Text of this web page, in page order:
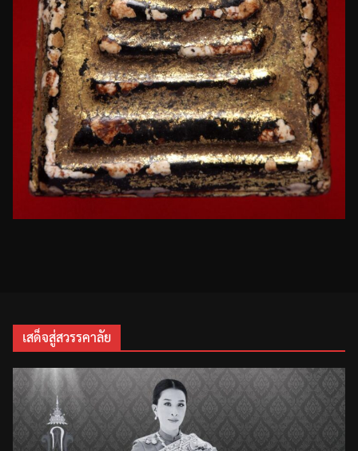
เสด็จสู่สวรรคาลัย